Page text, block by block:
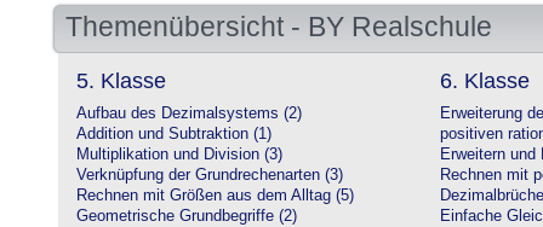
Themenübersicht - BY Realschule
5. Klasse
Aufbau des Dezimalsystems (2)
Addition und Subtraktion (1)
Multiplikation und Division (3)
Verknüpfung der Grundrechenarten (3)
Rechnen mit Größen aus dem Alltag (5)
Geometrische Grundbegriffe (2)
6. Klasse
Erweiterung
positiven
Erweitern und
Rechnen mit
Einfache